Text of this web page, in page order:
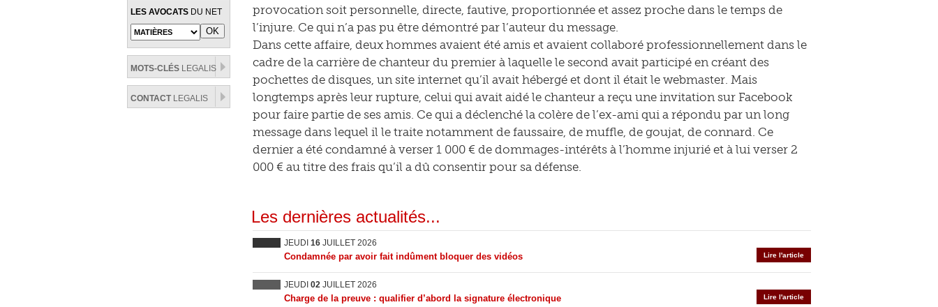
LES AVOCATS DU NET
MOTS-CLÉS LEGALIS
CONTACTLEGALIS
provocation soit personnelle, directe, fautive, proportionnée et assez proche dans le temps de
l’injure. Ce qui n’a pas pu être démontré par l’auteur du message.
Dans cette affaire, deux hommes avaient été amis et avaient collaboré professionnellement dans le
cadre de la carrière de chanteur du premier à laquelle le second avait participé en créant des
pochettes de disques, un site internet qu’il avait hébergé et dont il était le webmaster. Mais
longtemps après leur rupture, celui qui avait aidé le chanteur a reçu une invitation sur Facebook
pour faire partie de ses amis. Ce qui a déclenché la colère de l’ex-ami qui a répondu par un long
message dans lequel il le traite notamment de faussaire, de muffle, de goujat, de connard. Ce
dernier a été condamné à verser 1 000 € de dommages-intérêts à l’homme injurié et à lui verser 2
000 € au titre des frais qu’il a dû consentir pour sa défense.
Les dernières actualités...
JEUDI 16 JUILLET 2026
Lire l'article
Condamnée par avoir fait indûment bloquer des vidéos
JEUDI 02 JUILLET 2026
Lire l'article
Charge de la preuve : qualifier d’abord la signature électronique